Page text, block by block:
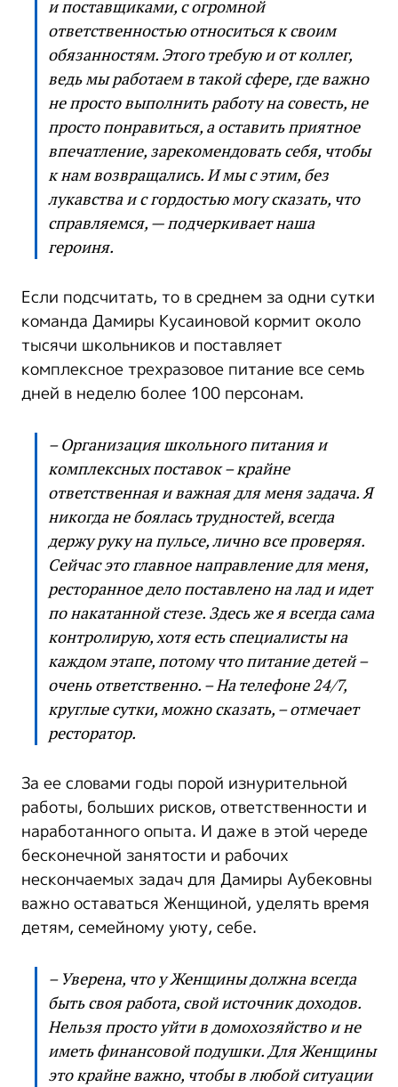
и поставщиками, с огромной
ответственностью относиться к своим
обязанностям. Этого требую и от коллег,
ведь мы работаем в такой сфере, где важно
не просто выполнить работу на совесть, не
просто понравиться, а оставить приятное
впечатление, зарекомендовать себя, чтобы
к нам возвращались. И мы с этим, без
лукавства и с гордостью могу сказать, что
справляемся, — подчеркивает наша
героиня.
Если подсчитать, то в среднем за одни сутки
команда Дамиры Кусаиновой кормит около
тысячи школьников и поставляет
комплексное трехразовое питание все семь
дней в неделю более 100 персонам.
– Организация школьного питания и
комплексных поставок – крайне
ответственная и важная для меня задача. Я
никогда не боялась трудностей, всегда
держу руку на пульсе, лично все проверяя.
Сейчас это главное направление для меня,
ресторанное дело поставлено на лад и идет
по накатанной стезе. Здесь же я всегда сама
контролирую, хотя есть специалисты на
каждом этапе, потому что питание детей –
очень ответственно. – На телефоне 24/7,
круглые сутки, можно сказать, – отмечает
ресторатор.
За ее словами годы порой изнурительной
работы, больших рисков, ответственности и
наработанного опыта. И даже в этой череде
бесконечной занятости и рабочих
нескончаемых задач для Дамиры Аубековны
важно оставаться Женщиной, уделять время
детям, семейному уюту, себе.
– Уверена, что у Женщины должна всегда
быть своя работа, свой источник доходов.
Нельзя просто уйти в домохозяйство и не
иметь финансовой подушки. Для Женщины
это крайне важно, чтобы в любой ситуации